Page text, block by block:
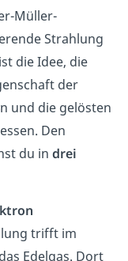
Müller-
Strahlung
die Idee, die
der
und die gelösten
Den
du indrei
trifft im
Edelgas. Dort